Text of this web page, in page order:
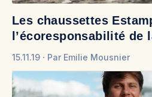
Les chaussettes
l’écoresponsabilité de
15.11.19 Par Emilie Mousnier